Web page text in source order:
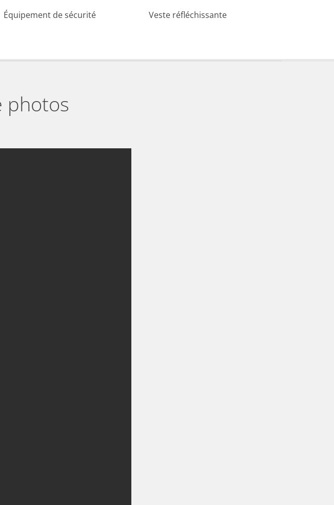
Équipement de sécurité Veste réfléchissante
photos